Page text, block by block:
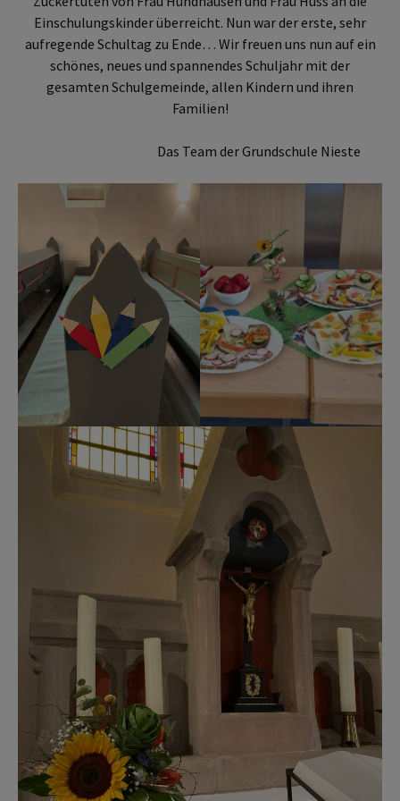
Einschulungskinder überreicht. Nun war der erste, sehr
aufregende Schultag zu Ende… Wir freuen uns nun auf ein
schönes, neues und spannendes Schuljahr mit der
gesamten Schulgemeinde, allen Kindern und ihren
Familien!
Das Team der Grundschule Nieste